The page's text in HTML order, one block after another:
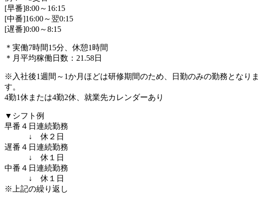
[早番]8:00～16:15
[中番]16:00～翌0:15
[遅番]0:00～8:15
＊実働7時間15分、休憩1時間
＊月平均稼働日数：21.58日
※入社後1週間～1か月ほどは研修期間のため、日勤のみの勤務となりま
す。
4勤1休または4勤2休、就業先カレンダーあり
▼シフト例
早番４日連続勤務
↓ 休２日
遅番４日連続勤務
↓ 休１日
中番４日連続勤務
↓ 休１日
※上記の繰り返し